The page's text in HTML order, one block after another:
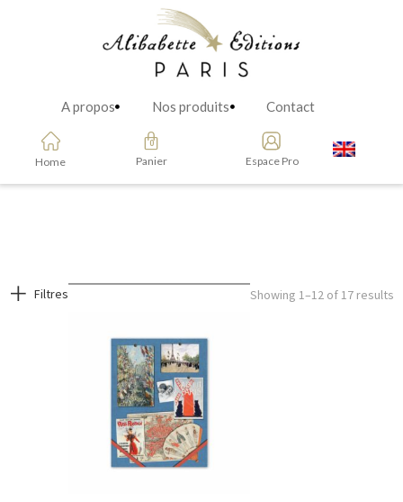
A propos Nos produits Contact
Home Panier Espace Pro
Filtres Showing 1–12 of 17 results